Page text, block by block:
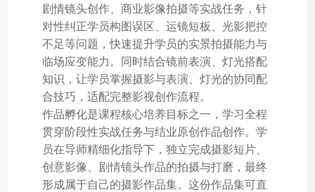
剧情镜头创作、商业影像拍摄等实战任务，针
对性纠正学员构图误区、运镜短板、光影把控
不足等问题，快速提升学员的实景拍摄能力与
临场应变能力。同时结合镜前表演、灯光搭配
知识，让学员掌握摄影与表演、灯光的协同配
合技巧，适配完整影视创作流程。
作品孵化是课程核心培养目标之一，学习全程
贯穿阶段性实战任务与结业原创作品创作。学
员在导师精细化指导下，独立完成摄影短片、
创意影像、剧情镜头作品的拍摄与打磨，最终
形成属于自己的摄影作品集。这份作品集可直